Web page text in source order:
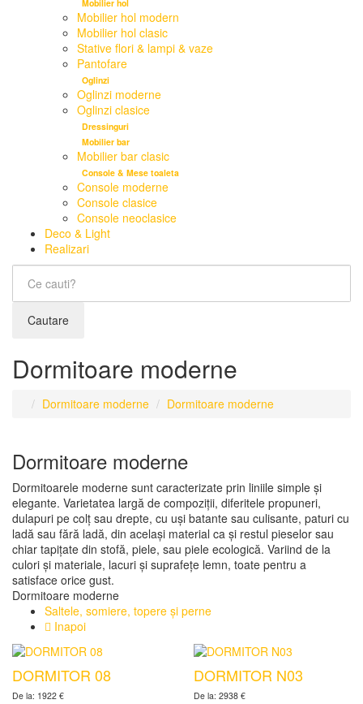
Mobilier hol
Mobilier hol modern
Mobilier hol clasic
Stative flori & lampi & vaze
Pantofare
Oglinzi
Oglinzi moderne
Oglinzi clasice
Dressinguri
Mobilier bar
Mobilier bar clasic
Console & Mese toaleta
Console moderne
Console clasice
Console neoclasice
Deco & Light
Realizari
Cautare
Dormitoare moderne
Dormitoare moderne Dormitoare moderne
Dormitoare moderne
Dormitoarele moderne sunt caracterizate prin liniile simple și
elegante. Varietatea largă de compoziții, diferitele propuneri,
dulapuri pe colț sau drepte, cu uși batante sau culisante, paturi cu
ladă sau fără ladă, din același material ca și restul pieselor sau
chiar tapițate din stofă, piele, sau piele ecologică. Variind de la
culori și materiale, lacuri și suprafețe lemn, toate pentru a
satisface orice gust.
Dormitoare moderne
Saltele, somiere, topere și perne
Inapoi
DORMITOR 08
De la: 1922 €
DORMITOR N03
De la: 2938 €